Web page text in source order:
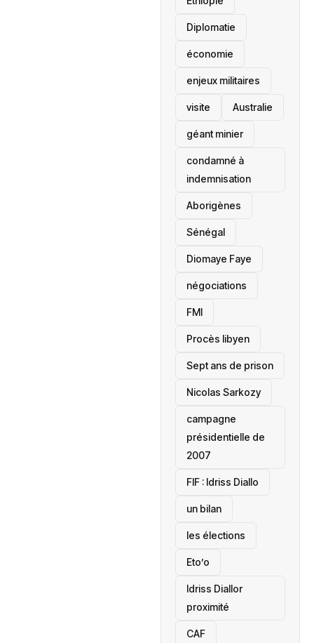
Diplomatie
économie
enjeux militaires
visite ‎Australie
géant minier
condamné à
indemnisation
Aborigènes
Sénégal
Diomaye Faye
négociations
FMI
Procès libyen
Sept ans de prison
Nicolas Sarkozy
campagne
présidentielle de
2007
‎FIF : Idriss Diallo
un bilan
les élections
Eto’o
Idriss Diallor
proximité
CAF